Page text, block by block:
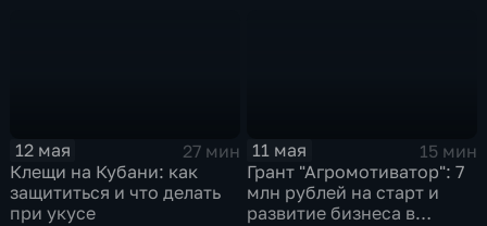
12 мая
27 мин
Клещи на Кубани: как
защититься и что делать
при укусе
11 мая
15 мин
Грант "Агромотиватор": 7
млн рублей на старт и
развитие бизнеса в